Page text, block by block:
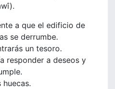
a que el edificio de
se derrumbe.
un tesoro.
responder a deseos y
huecas.